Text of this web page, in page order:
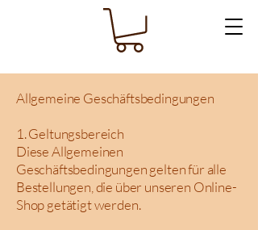
Allgemeine Geschäftsbedingungen
1. Geltungsbereich
Diese Allgemeinen
Geschäftsbedingungen gelten für alle
Bestellungen, die über unseren Online-
Shop getätigt werden.